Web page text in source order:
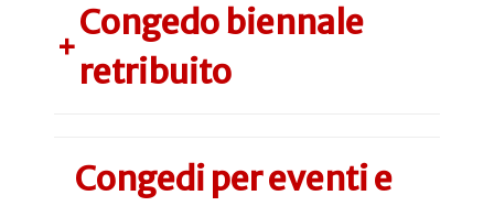
+
Congedo biennale
retribuito
Congedi per eventi e